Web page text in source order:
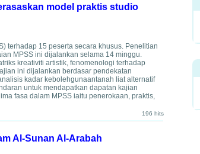
model praktis studio
terhadap 15 peserta secara khusus. Penelitian
MPSS ini dijalankan selama 14 minggu.
kreativiti artistik, fenomenologi terhadap
ini dijalankan berdasar pendekatan
kadar kebolehgunaantanah liat alternatif
untuk mendapatkan dapatan kajian
fasa dalam MPSS iaitu penerokaan, praktis,
196 hits
Al-Sunan Al-Arabah